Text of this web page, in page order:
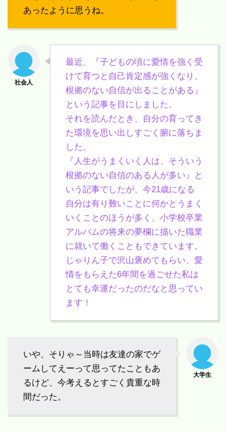
あったように思うね。
最近、『子どもの頃に愛情を強く受
けて育つと自己肯定感が強くなり、
根拠のない自信が出ることがある』
という記事を目にしました。
それを読んだとき、自分の育ってき
た環境を思い出しすごく腑に落ちま
した。
『人生がうまくいく人は、そういう
根拠のない自信のある人が多い』と
いう記事でしたが、今21歳になる
自分は有り難いことに何かとうまく
いくことのほうが多く、小学校卒業
アルバムの将来の夢欄に描いた職業
に就いて働くこともできています。
じゃりん子で沢山褒めてもらい、愛
情をもらえた6年間を過ごせた私は
とても幸運だったのだなと思ってい
ます！
いや、そりゃ～当時は友達の家でゲ
ームしてえーって思ってたこともあ
るけど、今考えるとすごく貴重な時
間だった。